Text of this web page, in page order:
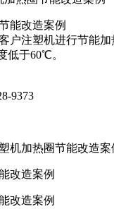
能改造案例
户注塑机进行节能
低于60℃。
9373
机加热圈节能改造案